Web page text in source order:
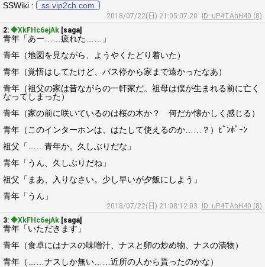
SSWiki : ss.vip2ch.com
2018/07/22(日) 21:05:07.20
ID: uP4TAhH40 (8)
2: ◆XkFHc6ejAk [saga]
青年「あー……疲れた……」
青年（地図を見ながら、ようやくたどり着いた）
青年（覚悟はしてたけど、バス停から家まで遠かったなあ）
青年（祖父の家は昔ながらの一軒家だ。祖母は僕が生まれる前に亡く
なってしまった）
青年（家の前に咲いているのは桜の木か？ 何だか懐かしく感じる）
青年（このインターホンは、はたして使えるのか……？）ﾋﾟﾝﾎﾟｰﾝ
祖父「……青年か。久しぶりだな」
青年「うん、久しぶりだね」
祖父「まあ、入りなさい。少し早いが夕飯にしよう」
青年「うん」
2018/07/22(日) 21:08:12.03
ID: uP4TAhH40 (8)
3: ◆XkFHc6ejAk [saga]
青年「いただきます」
青年（食卓にはナスの味噌汁、ナスと卵の炒め物、ナスの漬物）
青年（……ナスしか無い……近所の人から貰ったのかな）